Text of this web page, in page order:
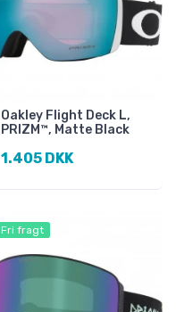
Oakley Flight Deck L,
PRIZM™, Matte Black
1.405 DKK
Fri fragt